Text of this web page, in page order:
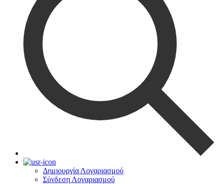
Δημιουργία Λογαριασμού
Σύνδεση Λογαριασμού